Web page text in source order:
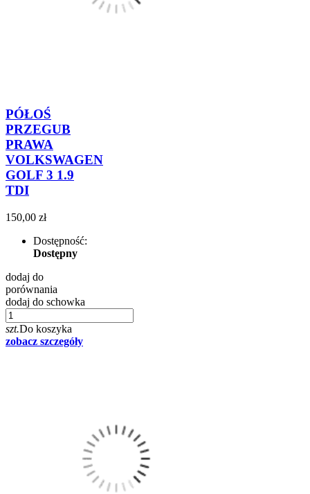
PÓŁOŚ
PRZEGUB
PRAWA
VOLKSWAGEN
GOLF 3 1.9
TDI
150,00 zł
Dostępność:
Dostępny
dodaj do
porównania
dodaj do schowka
szt.Do koszyka
zobacz szczegóły